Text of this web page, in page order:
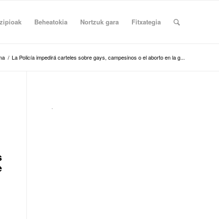
Beheatokia Nortzuk gara Fitxategia
/ La Policía impedirá carteles sobre gays, campesinos o el aborto en la g...
.